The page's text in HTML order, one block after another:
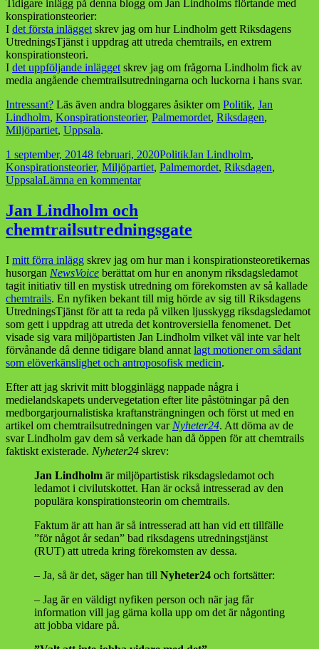
Tidigare inlägg på denna blogg om Jan Lindholms flörtande med
konspirationsteorier:
I det första inlägget skrev jag om hur Lindholm gett Riksdagens
UtredningsTjänst i uppdrag att utreda chemtrails, en extrem
konspirationsteori.
I det uppföljande inlägget skrev jag om frågorna Lindholm fick av
media angående chemtrailsutredningarna och luckorna i hans svar.
Intressant? Läs även andra bloggares åsikter om Politik, Jan
Lindholm, Konspirationsteorier, Palmemordet, Riksdagen,
Miljöpartiet, Uppsala.
Postat
1 september, 20148 februari, 2020Kategorier
PolitikTaggar
Jan Lindholm,
Konspirationsteorier, Miljöpartiet, Palmemordet, Riksdagen,
UppsalaLämna en kommentartill
konspirationsteoretikernas
to
guy
i
riksdagen
Jan Lindholm och
chemtrailsutredningsgate
I mitt förra inlägg skrev jag om hur man i konspirationsteoretikernas
husorgan NewsVoice berättat om hur en anonym riksdagsledamot
tagit initiativ till en mystisk utredning om förekomsten av så kallade
chemtrails. En nyfiken bekant till mig hörde av sig till Riksdagens
UtredningsTjänst för att ta reda på vilken ljusskygg riksdagsledamot
som gett i uppdrag att utreda det kontroversiella fenomenet. Det
visade sig vara miljöpartisten Jan Lindholm vilket väl inte var helt
förvånande då denne tidigare bland annat lagt motioner om sådant
som elöverkänslighet och antroposofisk medicin.
Efter att jag skrivit mitt blogginlägg nappade några i
medielandskapets undervegetation efter lite påstötningar på den
medborgarjournalistiska kraftansträngningen och först ut med en
artikel om chemtrailsutredningen var Nyheter24. Att döma av de
svar Lindholm gav dem så verkade han då öppen för att chemtrails
faktiskt existerade. Nyheter24 skrev:
Jan Lindholm är miljöpartistisk riksdagsledamot och
ledamot i civilutskottet. Han är också intresserad av den
populära konspirationsteorin om chemtrails.
Faktum är att han är så intresserad att han vid ett tillfälle
”för något år sedan” bad riksdagens utredningstjänst
(RUT) att utreda kring förekomsten av dessa.
– Ja, så är det, säger han till Nyheter24 och fortsätter:
– Jag är en väldigt nyfiken person och när jag får
information vill jag gärna kolla upp om det är någonting
att jobba vidare på.